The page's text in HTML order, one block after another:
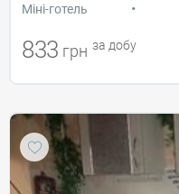
Міні-готель •
833 грн за добу